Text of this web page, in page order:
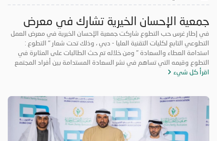
جمعية الإحسان الخيرية تشارك في معرض
العمل التطوعي
في إطار غرس حب التطوع شاركت جمعية الإحسان الخيرية في معرض العمل
التطوعي التابع لكليات التقنية العليا - دبي ، وذلك تحت شعار " التطوع :
استدامة العطاء والسعادة " ومن خلاله تم حث الطالبات على المثابرة في
التطوع وقيمه التي تساهم في نشر السعادة المستدامة بين أفراد المجتمع
اقرأ كل شيء